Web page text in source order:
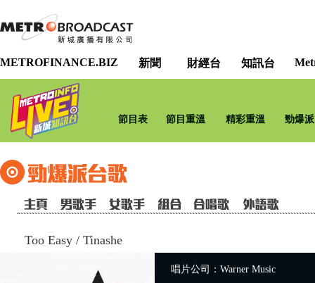
METROFINANCE.BIZ 新聞 財經台 知訊台
節目表 節目重溫 精彩重溫 勁爆
Too Easy / Tinashe
唱片公司：Warner Music